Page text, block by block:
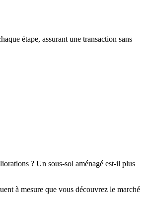
étape, assurant une transaction sans
? Un sous-sol aménagé est-il plus
à mesure que vous découvrez le marché